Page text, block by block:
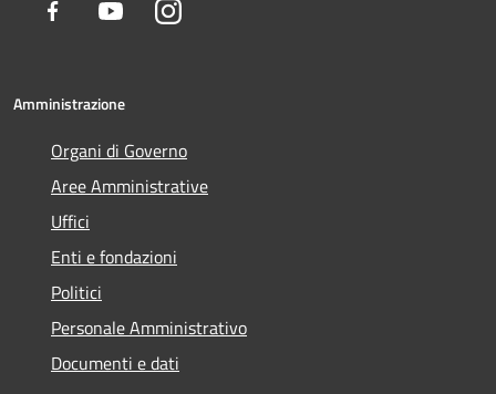
Facebook YoutubeInstagram
Amministrazione
Organi di Governo
Aree Amministrative
Uffici
Enti e fondazioni
Politici
Personale Amministrativo
Documenti e dati